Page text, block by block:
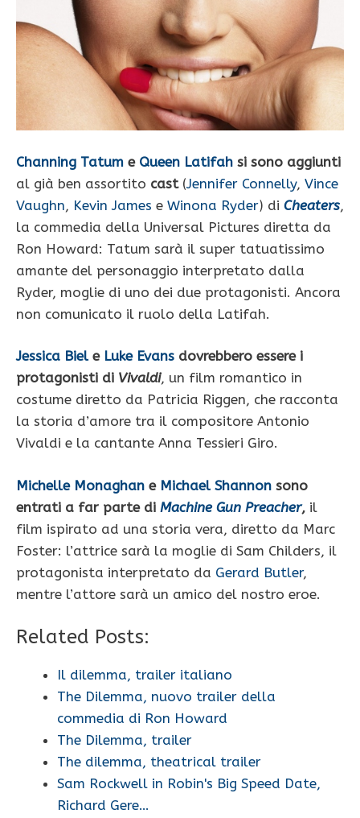
Channing Tatum e Queen Latifah si sono aggiunti
al già ben assortito cast(Jennifer Connelly, Vince
Vaughn, Kevin James e Winona Ryder) di Cheaters,
la commedia della Universal Pictures diretta da
Ron Howard: Tatum sarà il super tatuatissimo
amante del personaggio interpretato dalla
Ryder, moglie di uno dei due protagonisti. Ancora
non comunicato il ruolo della Latifah.
Jessica Biele Luke Evans dovrebbero essere i
protagonisti di Vivaldi, un film romantico in
costume diretto da Patricia Riggen, che racconta
la storia d’amore tra il compositore Antonio
Vivaldi e la cantante Anna Tessieri Giro.
Michelle Monaghan e Michael Shannon sono
entrati a far parte di Machine Gun Preacher, il
film ispirato ad una storia vera, diretto da Marc
Foster: l’attrice sarà la moglie di Sam Childers, il
protagonista interpretato da Gerard Butler,
mentre l’attore sarà un amico del nostro eroe.
Related Posts:
Il dilemma, trailer italiano
The Dilemma, nuovo trailer della
commedia di Ron Howard
The Dilemma, trailer
The dilemma, theatrical trailer
Sam Rockwell in Robin's Big Speed Date,
Richard Gere…